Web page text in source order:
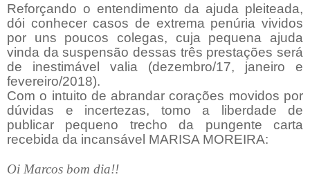
Reforçando o entendimento da ajuda pleiteada,
dói conhecer casos de extrema penúria vividos
por uns poucos colegas, cuja pequena ajuda
vinda da suspensão dessas três prestações será
de inestimável valia (dezembro/17, janeiro e
fevereiro/2018).
Com o intuito de abrandar corações movidos por
dúvidas e incertezas, tomo a liberdade de
publicar pequeno trecho da pungente carta
recebida da incansável MARISA MOREIRA:
Oi Marcos bom dia!!